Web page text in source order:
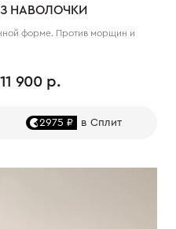
НАВОЛОЧКИ
форме. Против морщин и
11 900 р.
2975 ₽ в Сплит